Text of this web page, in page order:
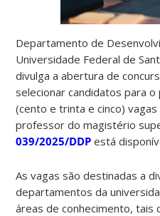
Departamento de
Universidade Federal de
divulga a abertura de
selecionar candidatos para
(cento e trinta e cinco)
professor do magistério
039/2025/DDP está
As vagas são destinadas a
departamentos da
áreas de conhecimento, tais